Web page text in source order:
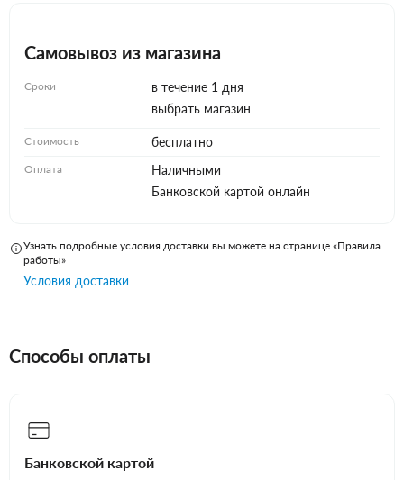
Самовывоз из магазина
Сроки
в течение 1 дня
выбрать магазин
Стоимость бесплатно
Оплата
Наличными
Банковской картой онлайн
Узнать подробные условия доставки вы можете на странице «Правила
работы»
Условия доставки
Способы оплаты
Банковской картой